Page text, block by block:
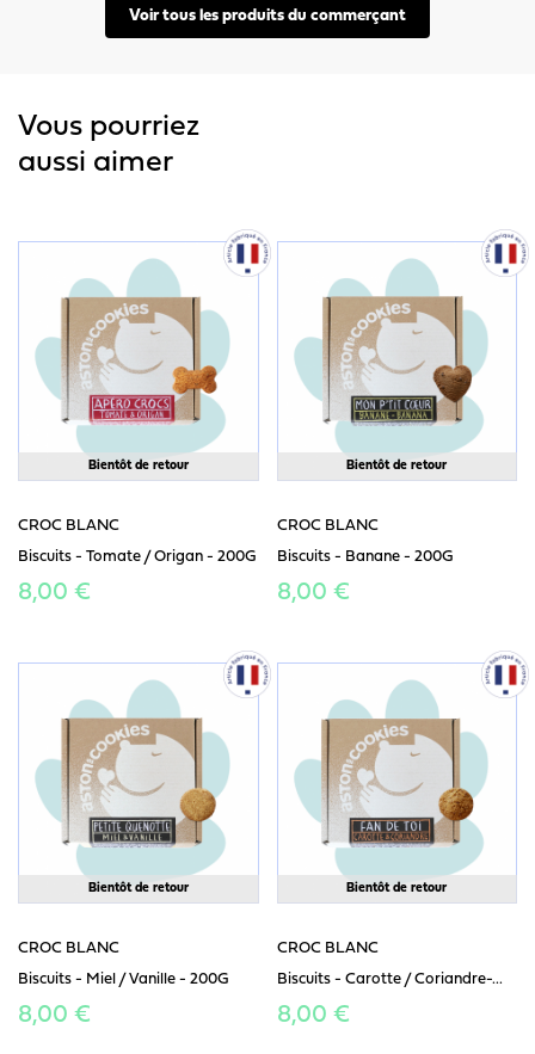
Voir tous les produits du commerçant
Vous pourriez
aussi aimer
Bientôt de retour
CROC BLANC
Biscuits - Tomate / Origan - 200G
8,00 €
Bientôt de retour
CROC BLANC
Biscuits - Banane - 200G
8,00 €
Bientôt de retour
CROC BLANC
Biscuits - Miel / Vanille - 200G
8,00 €
Bientôt de retour
CROC BLANC
Biscuits - Carotte / Coriandre-...
8,00 €